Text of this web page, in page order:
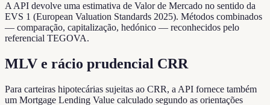
A API devolve uma estimativa de Valor de Mercado no sentido da
EVS 1 (European Valuation Standards 2025). Métodos combinados
— comparação, capitalização, hedónico — reconhecidos pelo
referencial TEGOVA.
MLV e rácio prudencial CRR
Para carteiras hipotecárias sujeitas ao CRR, a API fornece também
um Mortgage Lending Value calculado segundo as orientações